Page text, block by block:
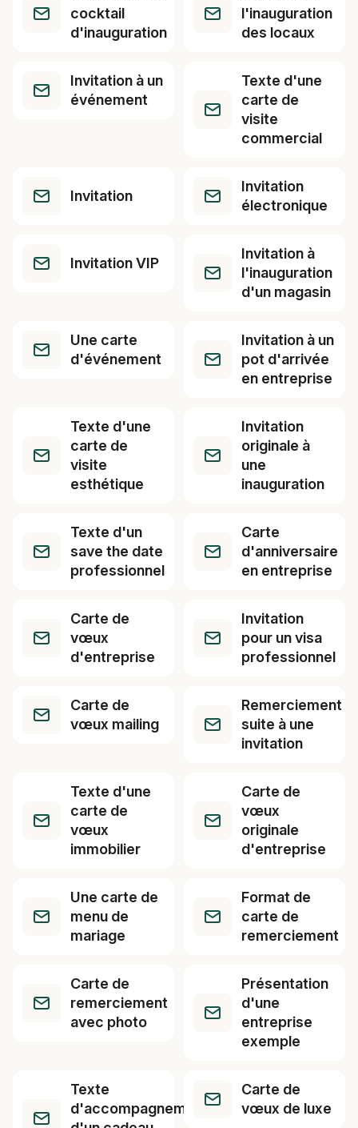
cocktail
d'inauguration
l'inauguration
des locaux
Invitation à un
événement
Texte d'une
carte de
visite
commercial
Invitation
Invitation
électronique
Invitation VIP
Invitation à
l'inauguration
d'un magasin
Une carte
d'événement
Invitation à un
pot d'arrivée
en entreprise
Texte d'une
carte de
visite
esthétique
Invitation
originale à
une
inauguration
Texte d'un
save the date
professionnel
Carte
d'anniversaire
en entreprise
Carte de
vœux
d'entreprise
Invitation
pour un visa
professionnel
Carte de
vœux mailing
Remerciement
suite à une
invitation
Texte d'une
carte de
vœux
immobilier
Carte de
vœux
originale
d'entreprise
Une carte de
menu de
mariage
Format de
carte de
remerciement
Carte de
remerciement
avec photo
Présentation
d'une
entreprise
exemple
Texte
d'accompagnement
Carte de
vœux de luxe